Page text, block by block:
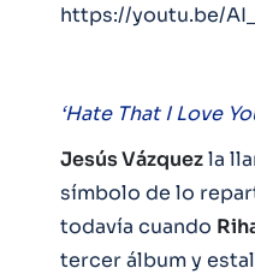
https://youtu.be/
‘Hate That I Love
Jesús Vázquezla
símbolo de lo
todavía cuando
tercer álbum y